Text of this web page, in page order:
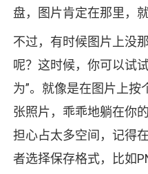
盘，图片肯定在那里，
不过，有时候图片上没
呢？这时候，你可以试
为”。就像是在图片上按
张照片，乖乖地躺在你
担心占太多空间，记得
者选择保存格式，比如